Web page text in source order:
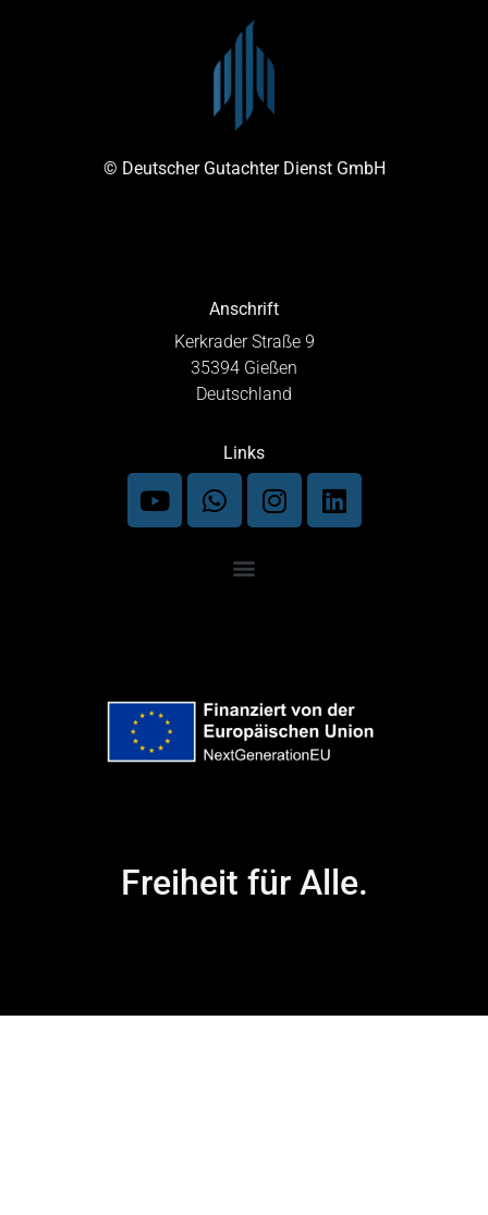
© Deutscher Gutachter Dienst GmbH
Anschrift
Kerkrader Straße 9
35394 Gießen
Deutschland
Links
Freiheit für Alle.